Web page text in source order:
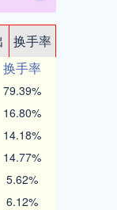
换手率
换手率
79.39%
16.80%
14.18%
14.77%
5.62%
6.12%